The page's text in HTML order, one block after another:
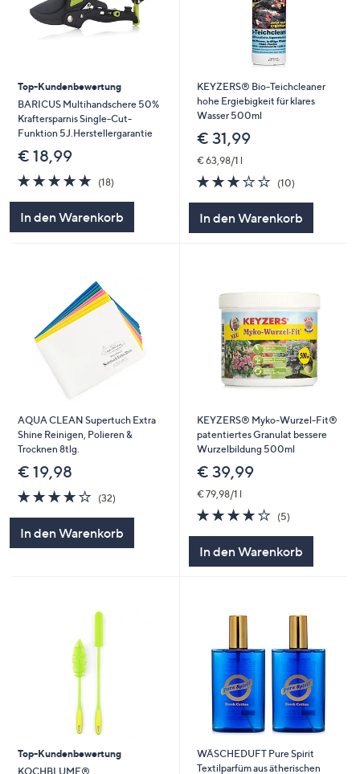
Top-Kundenbewertung
BARICUS Multihandschere 50%
Kraftersparnis Single-Cut-
Funktion 5J.Herstellergarantie
€ 18,99
4.8
von
5
(18)
In den Warenkorb
KEYZERS® Bio-Teichcleaner
hohe Ergiebigkeit für klares
Wasser 500ml
€ 31,99
€ 63,98/1 l
2.7
von
(10)10
In den Warenkorb
AQUA CLEAN Supertuch Extra
Shine Reinigen, Polieren &
Trocknen 8tlg.
€ 19,98
4.1
von
5
(32)
In den Warenkorb
KEYZERS® Myko-Wurzel-Fit®
patentiertes Granulat bessere
Wurzelbildung 500ml
€ 39,99
€ 79,98/1 l
3.8
von
(5)5
In den Warenkorb
Top-Kundenbewertung
KOCHBLUME®
WÄSCHEDUFT Pure Spirit
Textilparfüm aus ätherischen